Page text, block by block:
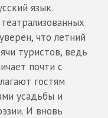
язык.
что летний
туристов, ведь
почти с
гостям
усадьбы и
И вновь